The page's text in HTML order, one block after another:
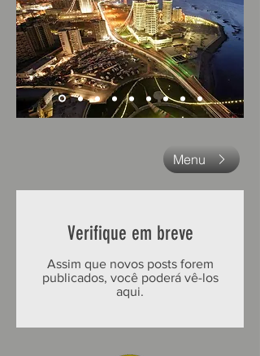
Menu
Verifique em breve
Assim que novos posts forem
publicados, você poderá vê-los
aqui.